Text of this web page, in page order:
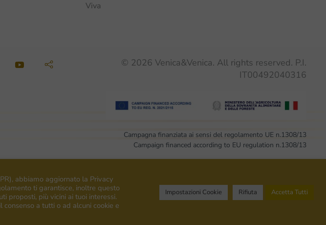
Viva
© 2026 Venica&Venica. All rights reserved. P.I.
IT00492040316
Campagna finanziata ai sensi del regolamento UE n.1308/13
Campaign financed according to EU regulation n.1308/13
abbiamo aggiornato la Privacy
ti garantisce, inoltre questo
proposti, più vicini ai tuoi interessi.
a tutti o ad alcuni cookie e
Impostazioni Cookie Rifiuta Accetta Tutti